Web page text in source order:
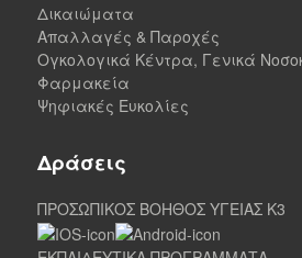
Δικαιώματα
Απαλλαγές & Παροχές
Ογκολογικά Κέντρα, Γενικά
Φαρμακεία
Ψηφιακές Ευκολίες
Δράσεις
ΠΡΟΣΩΠΙΚΟΣ ΒΟΗΘΟΣ ΥΓΕΙΑΣ K3